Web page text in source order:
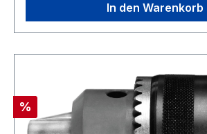
In den Warenkorb
Rabatt
%